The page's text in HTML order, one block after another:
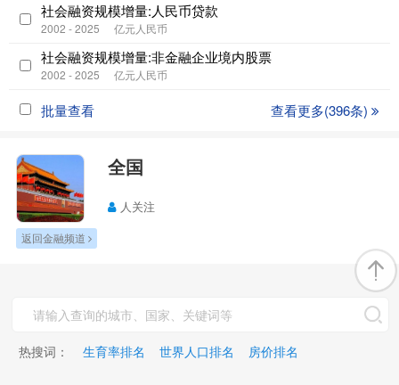
社会融资规模增量:人民币贷款
2002 - 2025 亿元人民币
社会融资规模增量:非金融企业境内股票
2002 - 2025 亿元人民币
批量查看 查看更多(396条)
全国
人关注
返回金融频道
热搜词： 生育率排名 世界人口排名 房价排名